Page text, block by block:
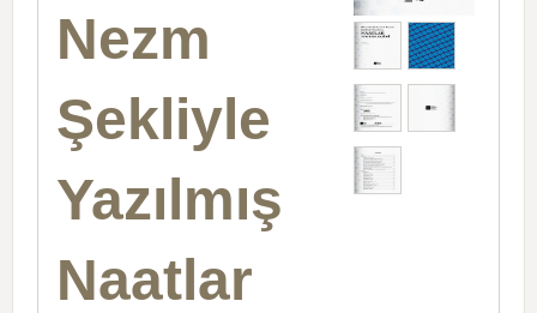
Nezm
Şekliyle
Yazılmış
Naatlar